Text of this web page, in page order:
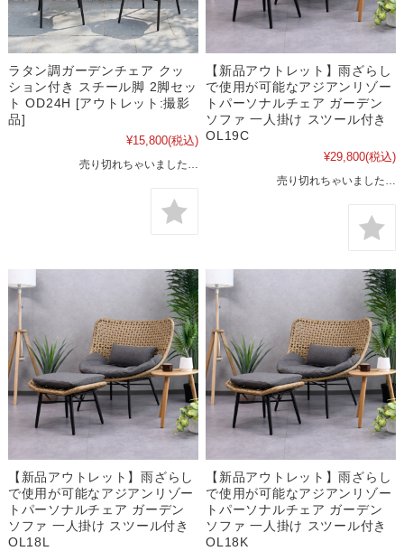
ラタン調ガーデンチェア クッ
ション付き スチール脚 2脚セッ
ト OD24H [アウトレット:撮影
品]
¥15,800(税込)
売り切れちゃいました…
【新品アウトレット】雨ざらし
で使用が可能なアジアンリゾー
トパーソナルチェア ガーデン
ソファ 一人掛け スツール付き
OL19C
¥29,800(税込)
売り切れちゃいました…
【新品アウトレット】雨ざらし
で使用が可能なアジアンリゾー
トパーソナルチェア ガーデン
ソファ 一人掛け スツール付き
OL18L
【新品アウトレット】雨ざらし
で使用が可能なアジアンリゾー
トパーソナルチェア ガーデン
ソファ 一人掛け スツール付き
OL18K